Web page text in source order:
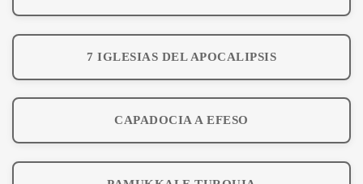
7 IGLESIAS DEL APOCALIPSIS
CAPADOCIA A EFESO